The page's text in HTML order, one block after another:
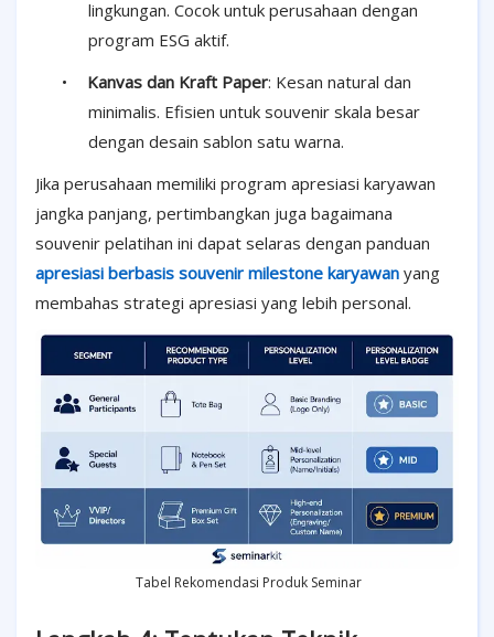
lingkungan. Cocok untuk perusahaan dengan
program ESG aktif.
•
Kanvas dan Kraft Paper: Kesan natural dan
minimalis. Efisien untuk souvenir skala besar
dengan desain sablon satu warna.
Jika perusahaan memiliki program apresiasi karyawan
jangka panjang, pertimbangkan juga bagaimana
souvenir pelatihan ini dapat selaras dengan panduan
apresiasi berbasis souvenir milestone karyawan yang
membahas strategi apresiasi yang lebih personal.
Tabel Rekomendasi Produk Seminar